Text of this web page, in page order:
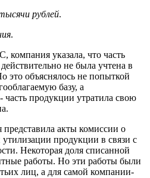
рублей.
.
указала, что часть
не была учтена в
это объяснялось не попыткой
базу, а
продукции утратила свою
акты комиссии о
продукции в связи с
Некоторая доля списанной
работы. Но эти работы были
лиц, а для самой компании-